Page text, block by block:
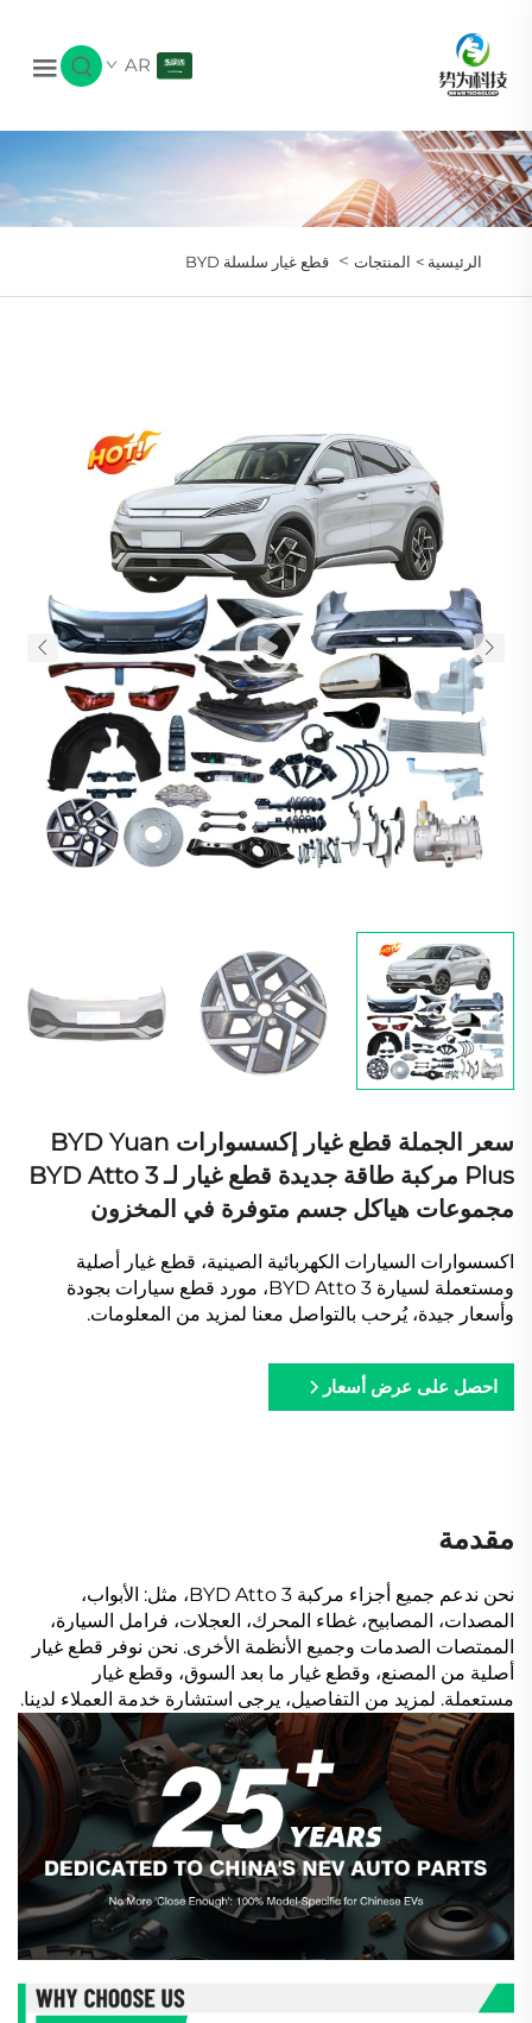
AR
الرئيسية > المنتجات> قطع غيار سلسلة BYD
سعر الجملة قطع غيار إكسسوارات BYD Yuan
Plus مركبة طاقة جديدة قطع غيار لـ BYD Atto 3
مجموعات هياكل جسم متوفرة في المخزون
اكسسوارات السيارات الكهربائية الصينية، قطع غيار أصلية
ومستعملة لسيارة BYD Atto 3، مورد قطع سيارات بجودة
وأسعار جيدة، يُرحب بالتواصل معنا لمزيد من المعلومات.
احصل على عرض أسعار
مقدمة
نحن ندعم جميع أجزاء مركبة BYD Atto 3، مثل: الأبواب،
المصدات، المصابيح، غطاء المحرك، العجلات، فرامل السيارة،
الممتصات الصدمات وجميع الأنظمة الأخرى. نحن نوفر قطع غيار
أصلية من المصنع، وقطع غيار ما بعد السوق، وقطع غيار
مستعملة. لمزيد من التفاصيل، يرجى استشارة خدمة العملاء لدينا.